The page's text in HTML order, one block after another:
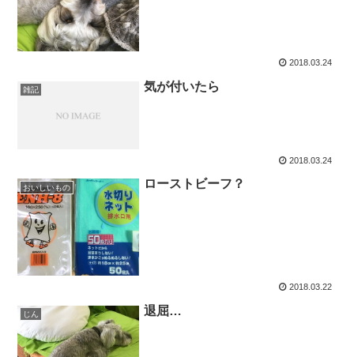
2018.03.24
雑記 気が付いたら
2018.03.24
おいしいもの ローストビーフ？
2018.03.22
じん 退屈…